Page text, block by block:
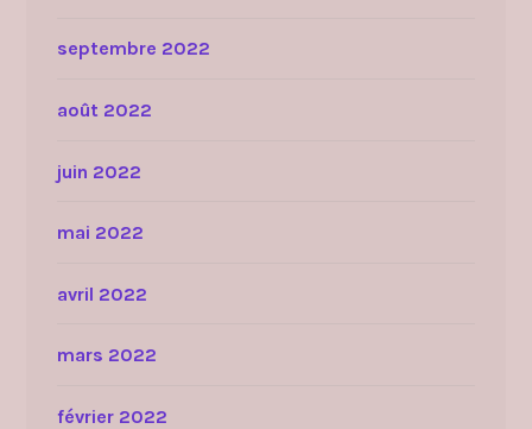
septembre 2022
août 2022
juin 2022
mai 2022
avril 2022
mars 2022
février 2022